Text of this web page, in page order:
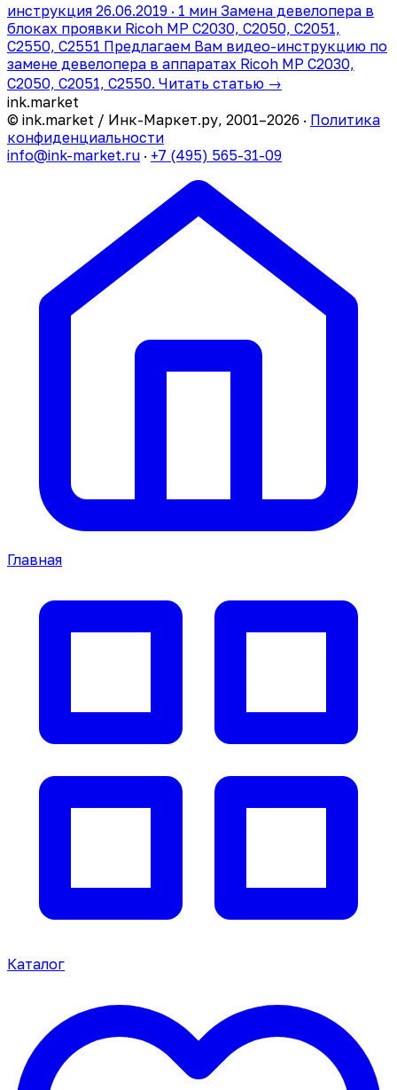
инструкция 26.06.2019 · 1 мин Замена девелопера в
блоках проявки Ricoh MP C2030, C2050, C2051,
C2550, C2551 Предлагаем Вам видео-инструкцию по
замене девелопера в аппаратах Ricoh MP C2030,
C2050, C2051, C2550. Читать статью →
ink.market
© ink.market / Инк-Маркет.ру, 2001–2026 · Политика
конфиденциальности
info@ink-market.ru · +7 (495) 565-31-09
Главная
Каталог